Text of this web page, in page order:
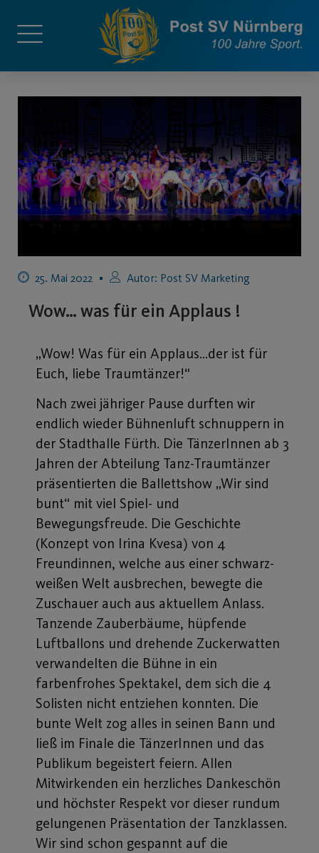
25. Mai 2022 Autor: Post SV Marketing
Wow… was für ein Applaus !
„Wow! Was für ein Applaus…der ist für
Euch, liebe Traumtänzer!“
Nach zwei jähriger Pause durften wir
endlich wieder Bühnenluft schnuppern in
der Stadthalle Fürth. Die TänzerInnen ab 3
Jahren der Abteilung Tanz-Traumtänzer
präsentierten die Ballettshow „Wir sind
bunt“ mit viel Spiel- und
Bewegungsfreude. Die Geschichte
(Konzept von Irina Kvesa) von 4
Freundinnen, welche aus einer schwarz-
weißen Welt ausbrechen, bewegte die
Zuschauer auch aus aktuellem Anlass.
Tanzende Zauberbäume, hüpfende
Luftballons und drehende Zuckerwatten
verwandelten die Bühne in ein
farbenfrohes Spektakel, dem sich die 4
Solisten nicht entziehen konnten. Die
bunte Welt zog alles in seinen Bann und
ließ im Finale die TänzerInnen und das
Publikum begeistert feiern. Allen
Mitwirkenden ein herzliches Dankeschön
und höchster Respekt vor dieser rundum
gelungenen Präsentation der Tanzklassen.
Wir sind schon gespannt auf die